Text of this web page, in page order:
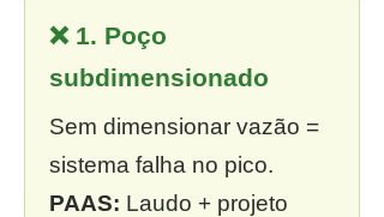
❌ 1. Poço
subdimensionado
Sem dimensionar vazão =
sistema falha no pico.
PAAS: Laudo + projeto